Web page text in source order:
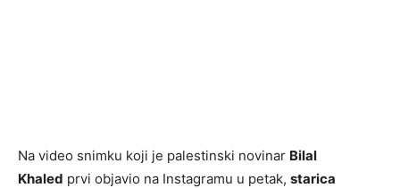
Na video snimku koji je palestinski novinar Bilal
Khaled prvi objavio na Instagramu u petak, starica